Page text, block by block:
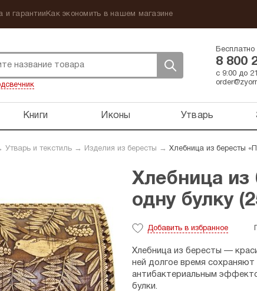
и гарантии Как экономить в нашем магазине
Бесплатно
8 800
с 9:00 до
Книги Иконы Утварь
Утварь и текстиль → Изделия из бересты → Хлебница из бересты
Хлебница из
одну булку
Добавить в избранное
Хлебница из бересты —
ней долгое время сохраняют
антибактериальным
булки.